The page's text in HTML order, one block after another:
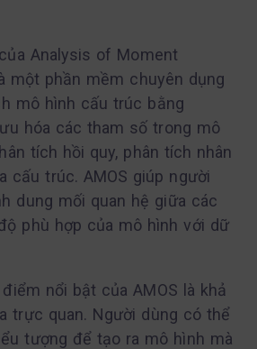
Analysis of Moment
một phần mềm chuyên dụng
mô hình cấu trúc bằng
hóa các tham số trong mô
tích hồi quy, phân tích nhân
cấu trúc. AMOS giúp người
dung mối quan hệ giữa các
phù hợp của mô hình với dữ
nổi bật của AMOS là khả
trực quan. Người dùng có thể
tượng để tạo ra mô hình mà